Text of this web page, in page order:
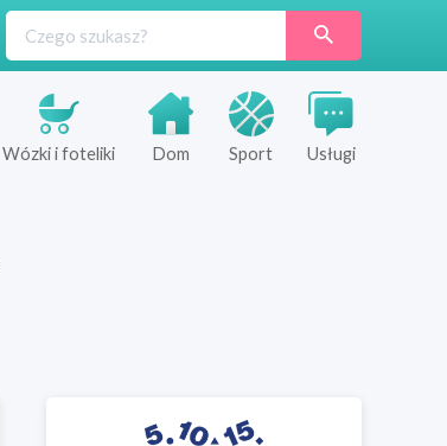
Wózki i foteliki Dom Sport Usługi